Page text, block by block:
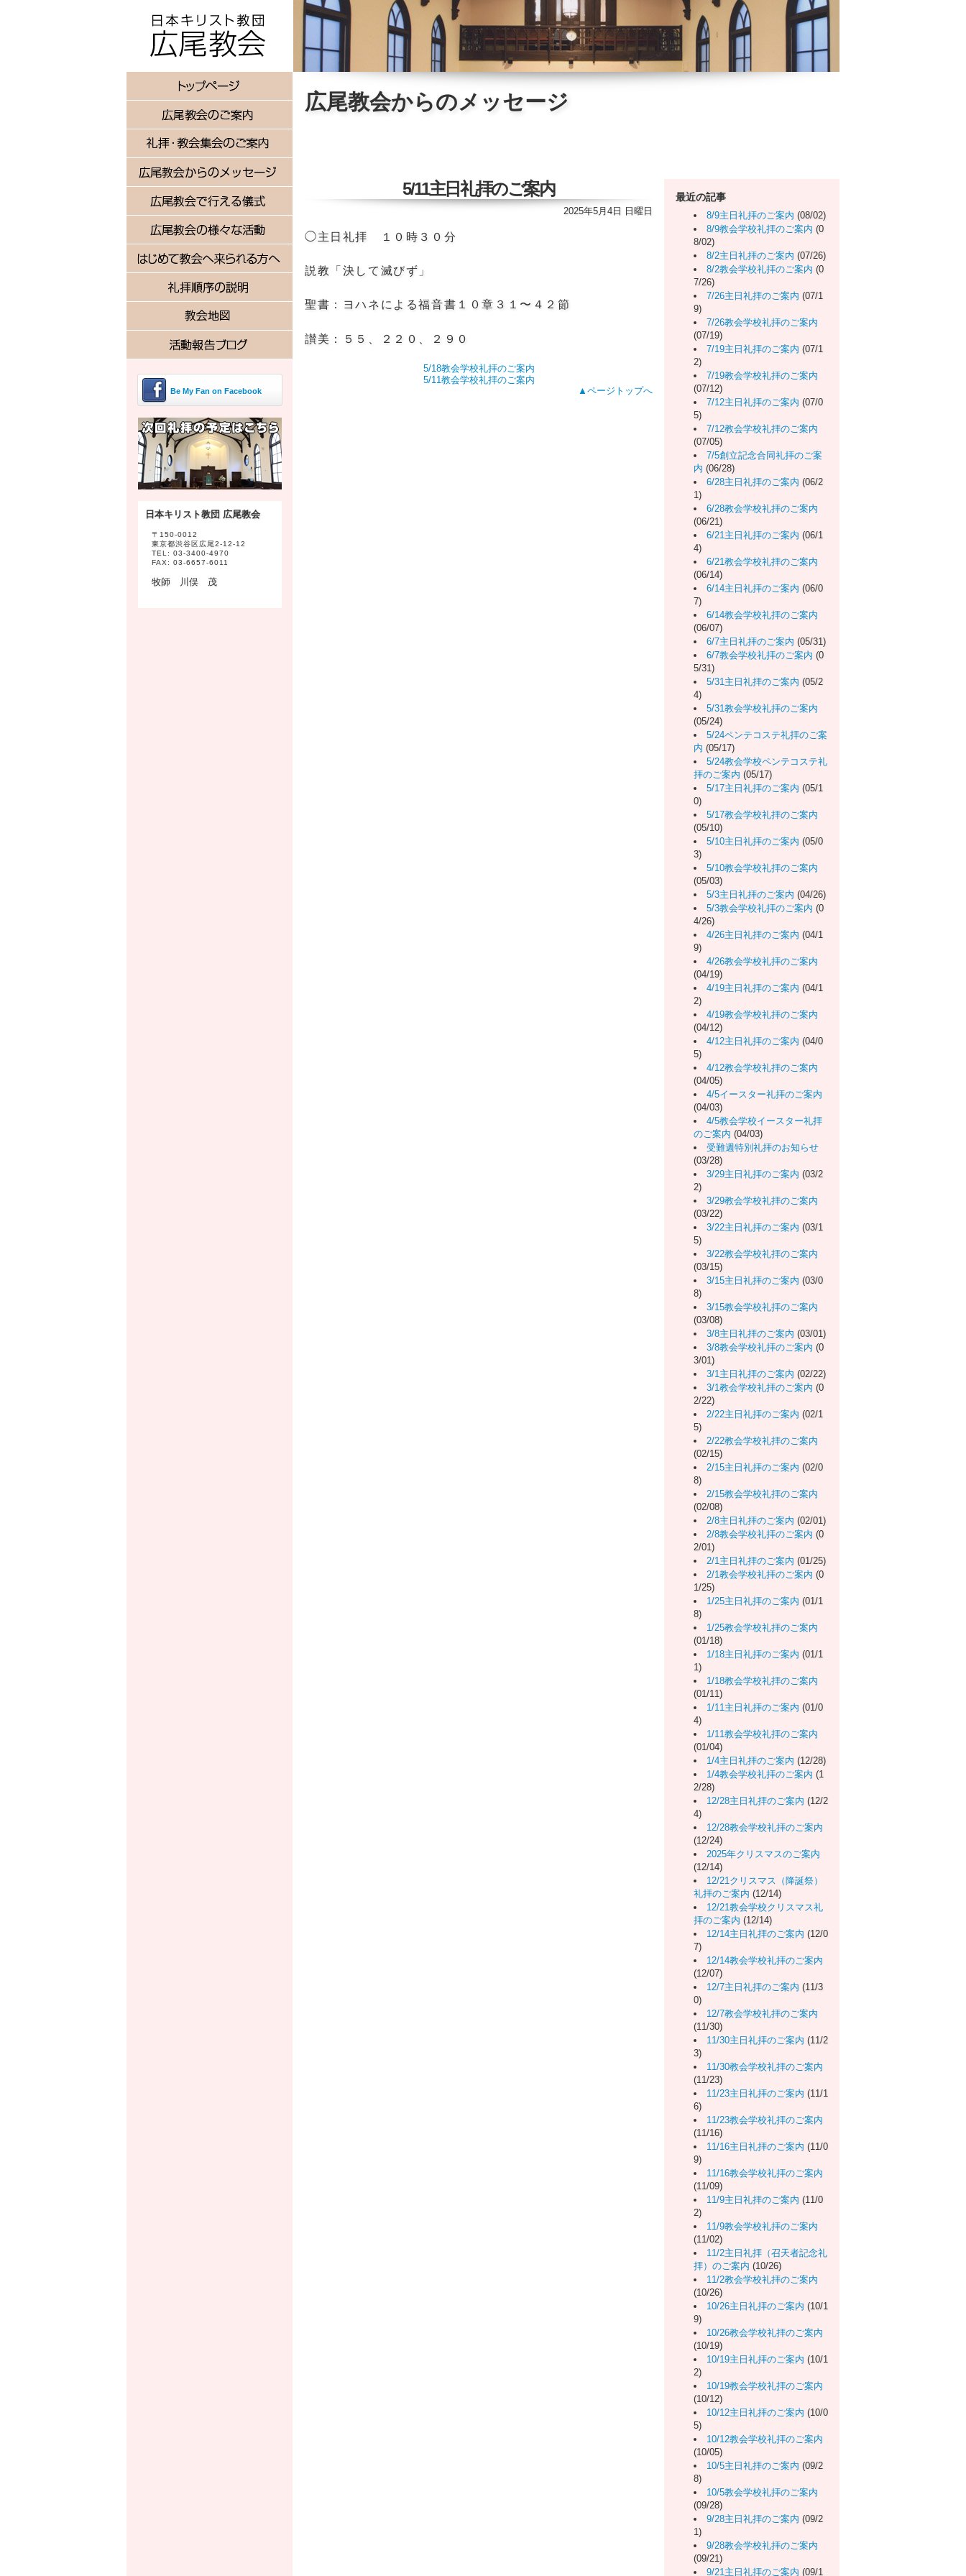
広尾教会からのメッセージ
5/11主日礼拝のご案内
2025年5月4日 日曜日
◯主日礼拝 １０時３０分
説教「決して滅びず」
聖書：ヨハネによる福音書１０章３１〜４２節
讃美：５５、２２０、２９０
5/18教会学校礼拝のご案内
5/11教会学校礼拝のご案内
▲ページトップへ
最近の記事
8/9主日礼拝のご案内 (08/02)
8/9教会学校礼拝のご案内 (0
8/02)
8/2主日礼拝のご案内 (07/26)
8/2教会学校礼拝のご案内 (0
7/26)
7/26主日礼拝のご案内 (07/1
9)
7/26教会学校礼拝のご案内
(07/19)
7/19主日礼拝のご案内 (07/1
2)
7/19教会学校礼拝のご案内
(07/12)
7/12主日礼拝のご案内 (07/0
5)
7/12教会学校礼拝のご案内
(07/05)
7/5創立記念合同礼拝のご案
内 (06/28)
6/28主日礼拝のご案内 (06/2
1)
6/28教会学校礼拝のご案内
(06/21)
6/21主日礼拝のご案内 (06/1
4)
6/21教会学校礼拝のご案内
(06/14)
6/14主日礼拝のご案内 (06/0
7)
6/14教会学校礼拝のご案内
(06/07)
6/7主日礼拝のご案内 (05/31)
6/7教会学校礼拝のご案内 (0
5/31)
5/31主日礼拝のご案内 (05/2
4)
5/31教会学校礼拝のご案内
(05/24)
5/24ペンテコステ礼拝のご案
内 (05/17)
5/24教会学校ペンテコステ礼
拝のご案内 (05/17)
5/17主日礼拝のご案内 (05/1
0)
5/17教会学校礼拝のご案内
(05/10)
5/10主日礼拝のご案内 (05/0
3)
5/10教会学校礼拝のご案内
(05/03)
5/3主日礼拝のご案内 (04/26)
5/3教会学校礼拝のご案内 (0
4/26)
4/26主日礼拝のご案内 (04/1
9)
4/26教会学校礼拝のご案内
(04/19)
4/19主日礼拝のご案内 (04/1
2)
4/19教会学校礼拝のご案内
(04/12)
4/12主日礼拝のご案内 (04/0
5)
4/12教会学校礼拝のご案内
(04/05)
4/5イースター礼拝のご案内
(04/03)
4/5教会学校イースター礼拝
のご案内 (04/03)
受難週特別礼拝のお知らせ
(03/28)
3/29主日礼拝のご案内 (03/2
2)
3/29教会学校礼拝のご案内
(03/22)
3/22主日礼拝のご案内 (03/1
5)
3/22教会学校礼拝のご案内
(03/15)
3/15主日礼拝のご案内 (03/0
8)
3/15教会学校礼拝のご案内
(03/08)
3/8主日礼拝のご案内 (03/01)
3/8教会学校礼拝のご案内 (0
3/01)
3/1主日礼拝のご案内 (02/22)
3/1教会学校礼拝のご案内 (0
2/22)
2/22主日礼拝のご案内 (02/1
5)
2/22教会学校礼拝のご案内
(02/15)
2/15主日礼拝のご案内 (02/0
8)
2/15教会学校礼拝のご案内
(02/08)
2/8主日礼拝のご案内 (02/01)
2/8教会学校礼拝のご案内 (0
2/01)
2/1主日礼拝のご案内 (01/25)
2/1教会学校礼拝のご案内 (0
1/25)
1/25主日礼拝のご案内 (01/1
8)
1/25教会学校礼拝のご案内
(01/18)
1/18主日礼拝のご案内 (01/1
1)
1/18教会学校礼拝のご案内
(01/11)
1/11主日礼拝のご案内 (01/0
4)
1/11教会学校礼拝のご案内
(01/04)
1/4主日礼拝のご案内 (12/28)
1/4教会学校礼拝のご案内 (1
2/28)
12/28主日礼拝のご案内 (12/2
4)
12/28教会学校礼拝のご案内
(12/24)
2025年クリスマスのご案内
(12/14)
12/21クリスマス（降誕祭）
礼拝のご案内 (12/14)
12/21教会学校クリスマス礼
拝のご案内 (12/14)
12/14主日礼拝のご案内 (12/0
7)
12/14教会学校礼拝のご案内
(12/07)
12/7主日礼拝のご案内 (11/3
0)
12/7教会学校礼拝のご案内
(11/30)
11/30主日礼拝のご案内 (11/2
3)
11/30教会学校礼拝のご案内
(11/23)
11/23主日礼拝のご案内 (11/1
6)
11/23教会学校礼拝のご案内
(11/16)
11/16主日礼拝のご案内 (11/0
9)
11/16教会学校礼拝のご案内
(11/09)
11/9主日礼拝のご案内 (11/0
2)
11/9教会学校礼拝のご案内
(11/02)
11/2主日礼拝（召天者記念礼
拝）のご案内 (10/26)
11/2教会学校礼拝のご案内
(10/26)
10/26主日礼拝のご案内 (10/1
9)
10/26教会学校礼拝のご案内
(10/19)
10/19主日礼拝のご案内 (10/1
2)
10/19教会学校礼拝のご案内
(10/12)
10/12主日礼拝のご案内 (10/0
5)
10/12教会学校礼拝のご案内
(10/05)
10/5主日礼拝のご案内 (09/2
8)
10/5教会学校礼拝のご案内
(09/28)
9/28主日礼拝のご案内 (09/2
1)
9/28教会学校礼拝のご案内
(09/21)
9/21主日礼拝のご案内 (09/1
Be My Fan on Facebook
日本キリスト教団 広尾教会
〒150-0012
東京都渋谷区広尾2-12-12
TEL: 03-3400-4970
FAX: 03-6657-6011
牧師 川俣 茂